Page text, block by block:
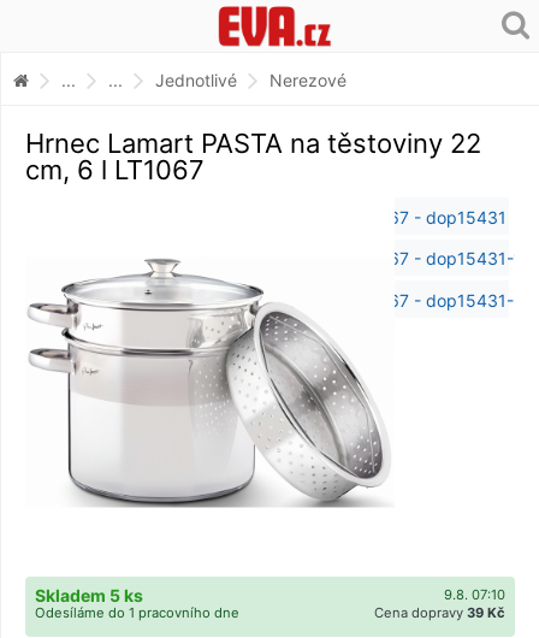
... ... Jednotlivé Nerezové
Hrnec Lamart PASTA na těstoviny 22
cm, 6 l LT1067
9.8. 07:10
Skladem 5 ks
Cena dopravy 39 Kč
Odesíláme do 1 pracovního dne